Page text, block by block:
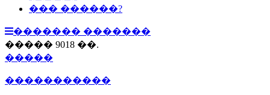
��� ������?
������� �������
����� 9018 ��.
�����
�����������